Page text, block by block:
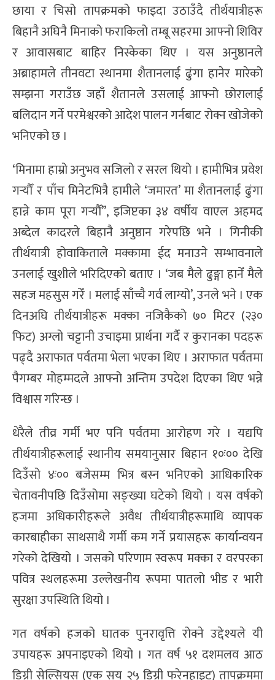
छाया र चिसो तापक्रमको फाइदा उठाउँदै तीर्थयात्रीहरू
बिहानै अघिनै मिनाको फराकिलो तम्बू सहरमा आफ्नो शिविर
र आवासबाट बाहिर निस्केका थिए । यस अनुष्ठानले
अब्राहामले तीनवटा स्थानमा शैतानलाई ढुंगा हानेर मारेको
सम्झना गराउँछ जहाँ शैतानले उसलाई आफ्नो छोरालाई
बलिदान गर्ने परमेश्वरको आदेश पालन गर्नबाट रोक्न खोजेको
भनिएको छ ।
‘मिनामा हाम्रो अनुभव सजिलो र सरल थियो । हामीभित्र प्रवेश
गर्‍यौँ र पाँच मिनेटभित्रै हामीले ‘जमारत’ मा शैतानलाई ढुंगा
हान्ने काम पूरा गर्‍यौँ”, इजिप्टका ३४ वर्षीय वाएल अहमद
अब्देल कादरले बिहानै अनुष्ठान गरेपछि भने । गिनीकी
तीर्थयात्री होवाकिताले मक्कामा ईद मनाउने सम्भावनाले
उनलाई खुशीले भरिदिएको बताए । ‘जब मैले ढुङ्गा हानेँ मैले
सहज महसुस गरेँ । मलाई साँच्चै गर्व लाग्यो’, उनले भने । एक
दिनअघि तीर्थयात्रीहरू मक्का नजिकैको ७० मिटर (२३०
फिट) अग्लो चट्टानी उचाइमा प्रार्थना गर्दै र कुरानका पदहरू
पढ्दै अराफात पर्वतमा भेला भएका थिए । अराफात पर्वतमा
पैगम्बर मोहम्मदले आफ्नो अन्तिम उपदेश दिएका थिए भन्ने
विश्वास गरिन्छ ।
धेरैले तीव्र गर्मी भए पनि पर्वतमा आरोहण गरे । यद्यपि
तीर्थयात्रीहरूलाई स्थानीय समयानुसार बिहान १०ः०० देखि
दिउँसो ४ः०० बजेसम्म भित्र बस्न भनिएको आधिकारिक
चेतावनीपछि दिउँसोमा सङ्ख्या घटेको थियो । यस वर्षको
हजमा अधिकारीहरूले अवैध तीर्थयात्रीहरूमाथि व्यापक
कारबाहीका साथसाथै गर्मी कम गर्ने प्रयासहरू कार्यान्वयन
गरेको देखियो । जसको परिणाम स्वरूप मक्का र वरपरका
पवित्र स्थलहरूमा उल्लेखनीय रूपमा पातलो भीड र भारी
सुरक्षा उपस्थिति थियो ।
गत वर्षको हजको घातक पुनरावृत्ति रोक्ने उद्देश्यले यी
उपायहरू अपनाइएको थियो । गत वर्ष ५१ दशमलव आठ
डिग्री सेल्सियस (एक सय २५ डिग्री फरेनहाइट) तापक्रममा